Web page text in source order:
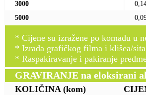
3000
5000
* Cijene su izražene po komadu u
* Izrada grafičkog filma i klišea/
* Raspakiravanje i pakiranje
GRAVIRANJE na eloksirani
KOLIČINA (kom)